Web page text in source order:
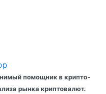
помощник в крипто-
рынка криптовалют.